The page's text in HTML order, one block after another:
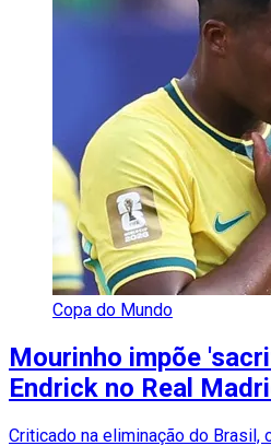
Copa do Mundo
Mourinho impõe
Endrick no Real
Criticado na eliminação do Brasil,